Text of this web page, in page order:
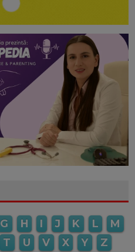
G H I J K L
M
T U V X Y Z